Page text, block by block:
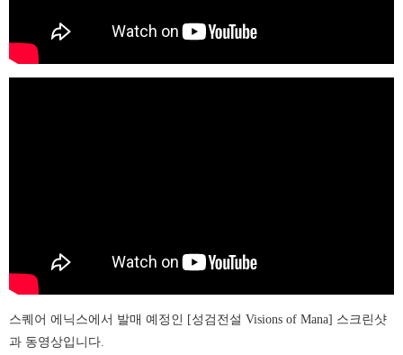
스퀘어 에닉스에서 발매 예정인 [성검전설 Visions of Mana] 스크린샷
과 동영상입니다.